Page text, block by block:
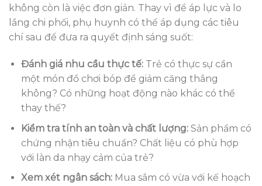
không còn là việc đơn giản. Thay vì để áp lực và lo
lắng chi phối, phụ huynh có thể áp dụng các tiêu
chí sau để đưa ra quyết định sáng suốt:
Đánh giá nhu cầu thực tế:Trẻ có thực sự cần
một món đồ chơi bóp để giảm căng thẳng
không? Có những hoạt động nào khác có thể
thay thế?
Kiểm tra tính an toàn và chất lượng:Sản phẩm có
chứng nhận tiêu chuẩn? Chất liệu có phù hợp
với làn da nhạy cảm của trẻ?
Xem xét ngân sách:Mua sắm có vừa với kế hoạch